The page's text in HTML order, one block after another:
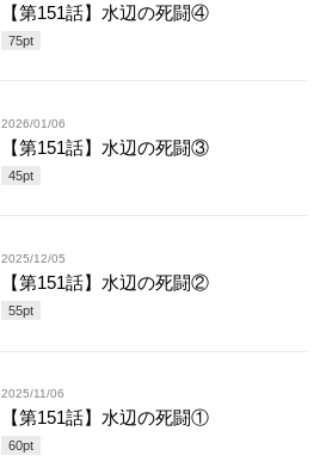
【第151話】水辺の死闘④
75pt
2026/01/06
【第151話】水辺の死闘③
45pt
2025/12/05
【第151話】水辺の死闘②
55pt
2025/11/06
【第151話】水辺の死闘①
60pt